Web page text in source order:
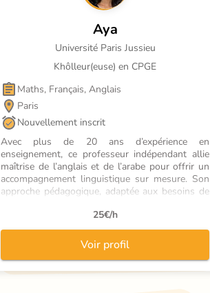
Aya
Université Paris Jussieu
Khôlleur(euse) en CPGE
Maths, Français, Anglais
Paris
Nouvellement inscrit
Avec plus de 20 ans d’expérience en
enseignement, ce professeur indépendant allie
maîtrise de l’anglais et de l’arabe pour offrir un
accompagnement linguistique sur mesure. Son
approche pédagogique, adaptée aux besoins de
durable. Que ce soit pour des bases solides ou
un perfectionnement, ses méthodes éprouvées
transforment l’apprentissage en une expérience
motivante et efficace. Parents et élèves
apprécient son professionnalisme et sa patience.
25€/h
Voir profil